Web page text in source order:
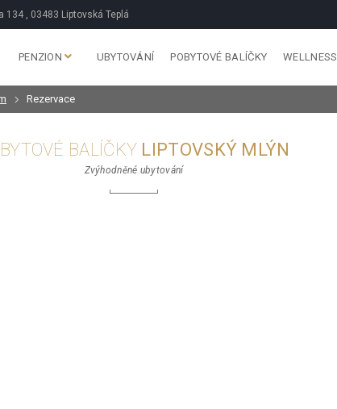
134 , 03483 Liptovská Teplá
PENZION UBYTOVÁNÍ POBYTOVÉ BALÍČKY WELLNESS
Rezervace
BALÍČKY LIPTOVSKÝ MLÝN
Zvýhodněné ubytování